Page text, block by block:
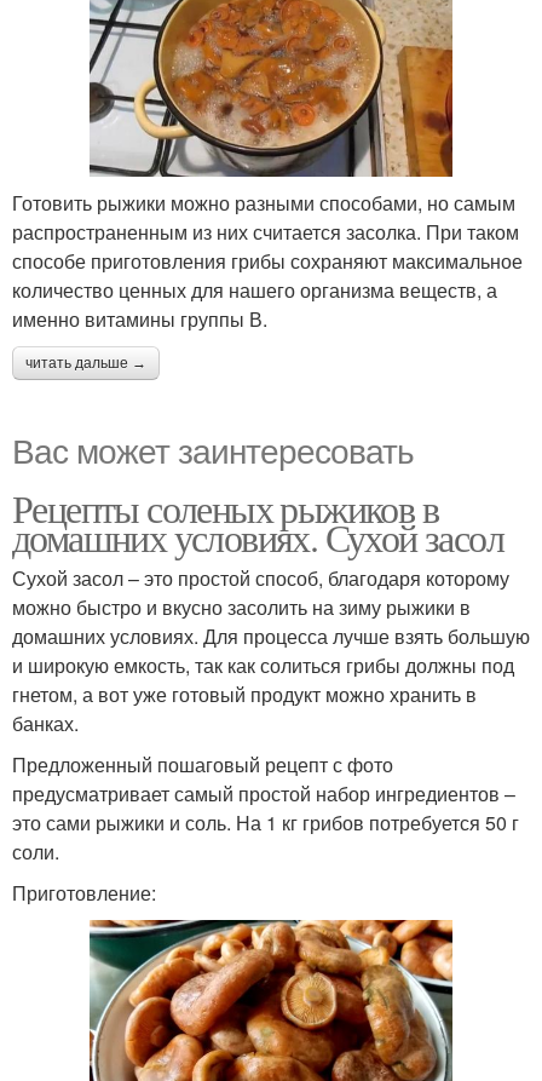
Готовить рыжики можно разными способами, но самым
распространенным из них считается засолка. При таком
способе приготовления грибы сохраняют максимальное
количество ценных для нашего организма веществ, а
именно витамины группы В.
читать дальше →
Вас может заинтересовать
Рецепты соленых рыжиков в
домашних условиях. Сухой засол
Сухой засол – это простой способ, благодаря которому
можно быстро и вкусно засолить на зиму рыжики в
домашних условиях. Для процесса лучше взять большую
и широкую емкость, так как солиться грибы должны под
гнетом, а вот уже готовый продукт можно хранить в
банках.
Предложенный пошаговый рецепт с фото
предусматривает самый простой набор ингредиентов –
это сами рыжики и соль. На 1 кг грибов потребуется 50 г
соли.
Приготовление: